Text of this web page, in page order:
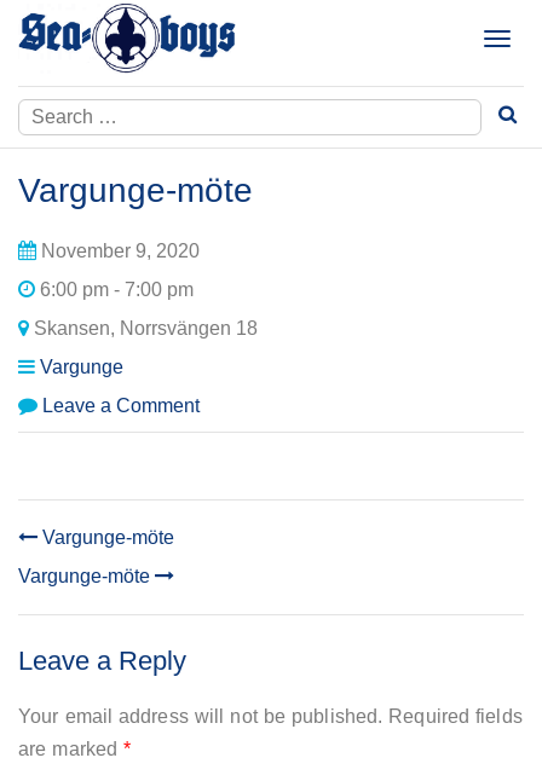
Skip
T
g
l
Search
for:
Vargunge-möte
November 9, 2020
6:00 pm - 7:00 pm
Skansen, Norrsvängen 18
Vargunge
Leave a Commenton
Vargunge-
POST
NAVIGATION
Vargunge-möte
Vargunge-möte
Leave a Reply
Your email address will not be published. Required fields
are marked*